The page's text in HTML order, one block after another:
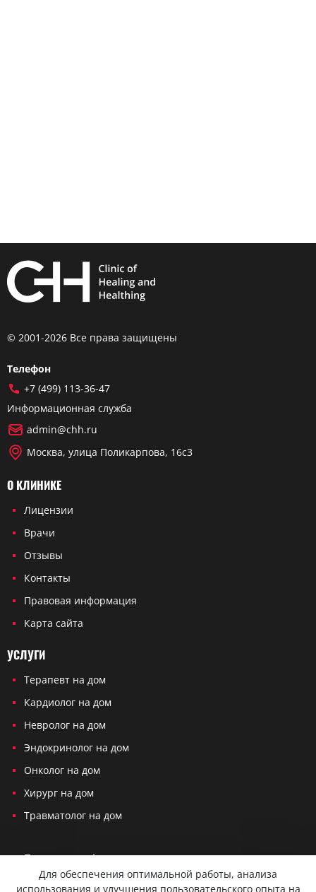
© 2001-2026 Все права защищены
Телефон
+7 (499) 113-36-47
Информационная служба
admin@chh.ru
Москва, улица Поликарпова, 16с3
О КЛИНИКЕ
Лицензии
Врачи
Отзывы
Контакты
Правовая информация
Карта сайта
УСЛУГИ
Терапевт на дом
Кардиолог на дом
Невролог на дом
Эндокринолог на дом
Онколог на дом
Хирург на дом
Травматолог на дом
Политика конфиденциальности
Согласие на обработку персональных данных
Для обеспечения оптимальной работы, анализа
использования и улучшения пользовательского опыта на